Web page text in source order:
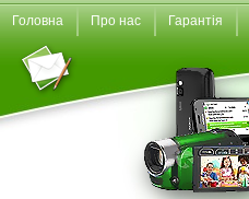
Головна Про нас Гарантія